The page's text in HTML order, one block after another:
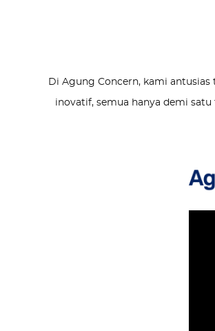
Di Agung Concern, kami
inovatif, semua hanya demi